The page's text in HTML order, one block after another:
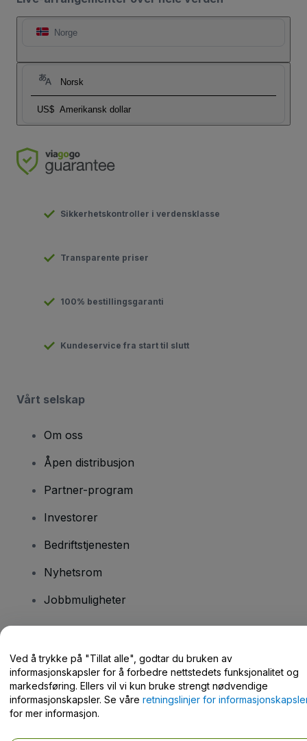
Norge
Norsk
US$ Amerikansk dollar
Sikkerhetskontroller i verdensklasse
Transparente priser
100% bestillingsgaranti
Kundeservice fra start til slutt
Vårt selskap
Om oss
Åpen distribusjon
Partner-program
Investorer
Bedriftstjenesten
Nyhetsrom
Jobbmuligheter
Hjelpesenter / kontakt oss
Ved å trykke på "Tillat alle", godtar du bruken av
informasjonskapsler for å forbedre nettstedets funksjonalitet og
markedsføring. Ellers vil vi kun bruke strengt nødvendige
informasjonskapsler. Se våre retningslinjer for
for mer informasjon.